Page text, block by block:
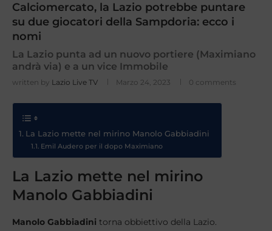
Calciomercato, la Lazio potrebbe puntare
su due giocatori della Sampdoria: ecco i
nomi
La Lazio punta ad un nuovo portiere (Maximiano
andrà via) e a un vice Immobile
written by Lazio Live TV Marzo 24, 2023 0 comments
La Lazio mette nel mirino Manolo Gabbiadini
Emil Audero per il dopo Maximiano
La Lazio mette nel mirino
Manolo Gabbiadini
Manolo Gabbiadini torna obbiettivo della Lazio.